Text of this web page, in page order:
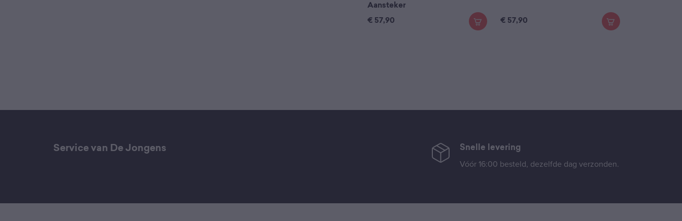
Aansteker
€ 57,90 € 57,90
Service van De Jongens Snelle levering
Vóór 16:00 besteld, dezelfde dag verzonden.